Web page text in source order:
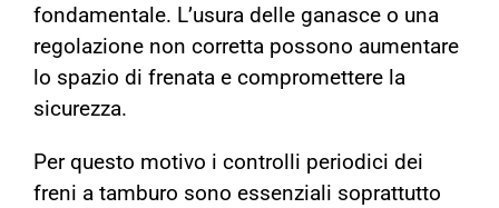
fondamentale. L’usura delle ganasce o una
regolazione non corretta possono aumentare
lo spazio di frenata e compromettere la
sicurezza.
Per questo motivo i controlli periodici dei
freni a tamburo sono essenziali soprattutto